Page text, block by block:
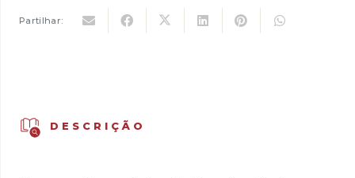
Partilhar:
DESCRIÇÃO